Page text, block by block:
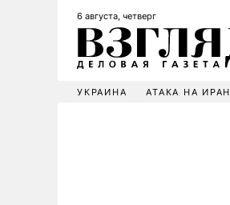
6 августа, четверг
УКРАИНА АТАКА НА ИРАН